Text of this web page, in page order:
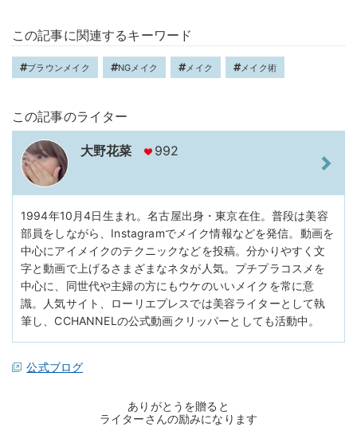
この記事に関連するキーワード
ブラウンメイク NGメイク メイク メイク術
この記事のライター
大野花菜 992
1994年10月4日生まれ。名古屋出身・東京在住。普段は美容
部員をしながら、Instagramでメイク情報などを発信。動画を
中心にアイメイクのテクニックなどを投稿。分かりやすく文
字と動画で上げるさまざまなネタが人気。プチプラコスメを
中心に、同世代や主婦の方にもウケのいいメイクを常に意
識。人気サイト、ローリエプレスでは美容ライターとして執
筆し、CCHANNELの公式動画クリッパーとしても活動中。
公式ブログ
ありがとうを贈ると
ライターさんの励みになります